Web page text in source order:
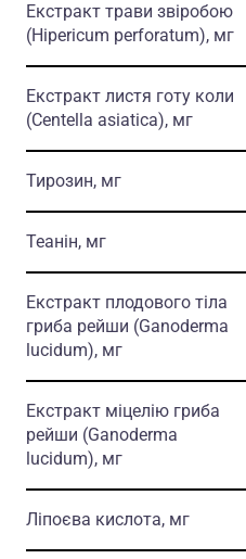
Екстракт трави звіробою
(Hipericum perforatum), мг
Екстракт листя готу коли
(Centella asiatica), мг
Тирозин, мг
Теанін, мг
Екстракт плодового тіла
гриба рейши (Ganoderma
lucidum), мг
Екстракт міцелію гриба
рейши (Ganoderma
lucidum), мг
Ліпоєва кислота, мг